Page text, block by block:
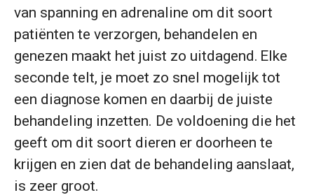
van spanning en adrenaline om dit soort
patiënten te verzorgen, behandelen en
genezen maakt het juist zo uitdagend. Elke
seconde telt, je moet zo snel mogelijk tot
een diagnose komen en daarbij de juiste
behandeling inzetten. De voldoening die het
geeft om dit soort dieren er doorheen te
krijgen en zien dat de behandeling aanslaat,
is zeer groot.